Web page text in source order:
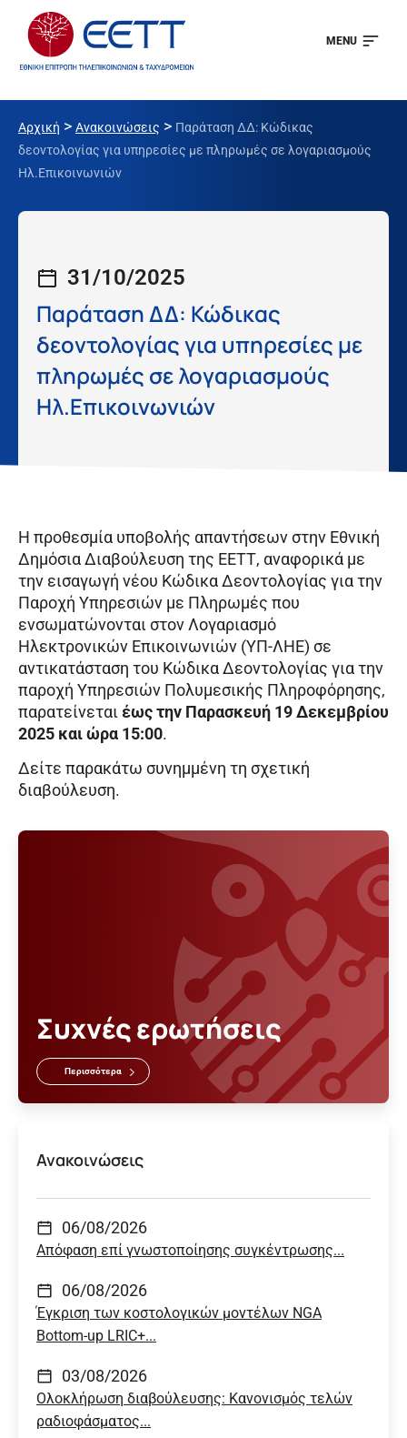
MENU
Αρχική > Ανακοινώσεις > Παράταση ΔΔ: Κώδικας
δεοντολογίας για υπηρεσίες με πληρωμές σε λογαριασμούς
Ηλ.Επικοινωνιών
31/10/2025
Παράταση ΔΔ: Κώδικας
δεοντολογίας για υπηρεσίες με
πληρωμές σε λογαριασμούς
Ηλ.Επικοινωνιών
Η προθεσμία υποβολής απαντήσεων στην Εθνική
Δημόσια Διαβούλευση της ΕΕΤΤ, αναφορικά με
την εισαγωγή νέου Κώδικα Δεοντολογίας για την
Παροχή Υπηρεσιών με Πληρωμές που
ενσωματώνονται στον Λογαριασμό
Ηλεκτρονικών Επικοινωνιών (ΥΠ-ΛΗΕ) σε
αντικατάσταση του Κώδικα Δεοντολογίας για την
παροχή Υπηρεσιών Πολυμεσικής Πληροφόρησης,
παρατείνεται έως την Παρασκευή 19 Δεκεμβρίου
2025 και ώρα 15:00.
Δείτε παρακάτω συνημμένη τη σχετική
διαβούλευση.
Συχνές ερωτήσεις
Περισσότερα
Ανακοινώσεις
06/08/2026
Απόφαση επί γνωστοποίησης συγκέντρωσης...
06/08/2026
Έγκριση των κοστολογικών μοντέλων NGA
Bottom-up LRIC+...
03/08/2026
Ολοκλήρωση διαβούλευσης: Κανονισμός τελών
ραδιοφάσματος...